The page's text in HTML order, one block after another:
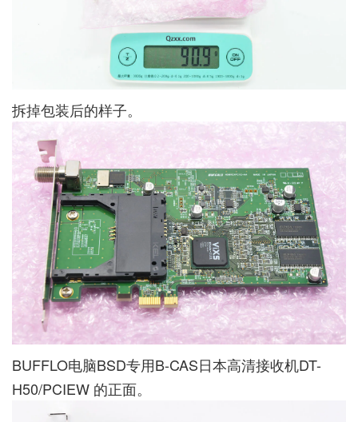
拆掉包装后的样子。
BUFFLO电脑BSD专用B-CAS日本高清接收机DT-
H50/PCIEW 的正面。